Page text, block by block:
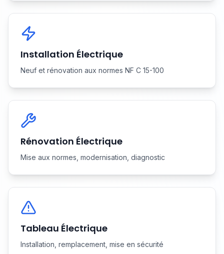
Installation Électrique
Neuf et rénovation aux normes NF C 15-100
Rénovation Électrique
Mise aux normes, modernisation, diagnostic
Tableau Électrique
Installation, remplacement, mise en sécurité